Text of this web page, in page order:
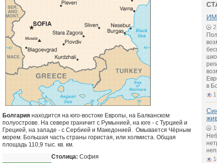
Болгария находится на юго-востоке Европы, на Балканском
полуострове. На севере граничит с Румынией, на юге - с Турцией и
Грецией, на западе - с Сербией и Македонией. Омывается Чёрным
морем. Большая часть страны гористая, или холмиста. Общая
площадь 110,9 тыс. кв. км.
Столица: София
в